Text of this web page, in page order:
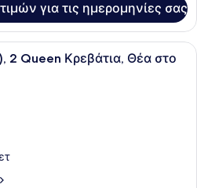
για τις ημερομηνίες σας
Ένα δωμάτιο ξενοδοχείου με δύο
2 Queen Κρεβάτια, Θέα στο